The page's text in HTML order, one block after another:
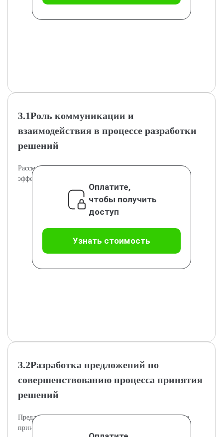
3.1Роль коммуникации и
взаимодействия в процессе разработки
решений
Рассмотрена роль коммуникации в обеспечении
эффективного процесса разработки решений.
Оплатите,
чтобы получить
доступ
Узнать стоимость
3.2Разработка предложений по
совершенствованию процесса принятия
решений
Предлагаются конкретные меры для улучшения процесса
принятия государственных решений.